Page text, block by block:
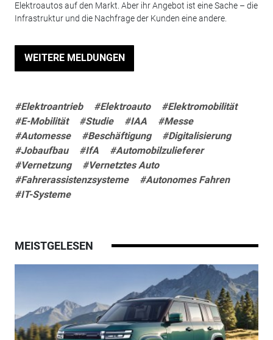
Elektroautos auf den Markt. Aber ihr Angebot ist eine Sache – die
Infrastruktur und die Nachfrage der Kunden eine andere.
WEITERE MELDUNGEN
#Elektroantrieb #Elektroauto
#Elektromobilität
#E-Mobilität
#Studie #IAA
#Messe
#Automesse
#Beschäftigung
#Digitalisierung
#Jobaufbau
#IfA
#Automobilzulieferer
#Vernetzung
#Vernetztes Auto
#Fahrerassistenzsysteme
#Autonomes Fahren
#IT-Systeme
MEISTGELESEN